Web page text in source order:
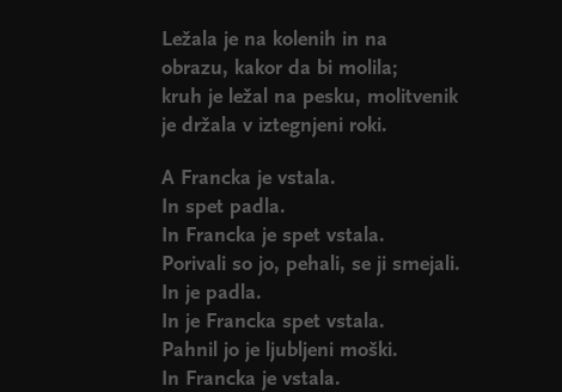
Ležala je na kolenih in na
obrazu, kakor da bi molila;
kruh je ležal na pesku, molitvenik
je držala v iztegnjeni roki.
A Francka je vstala.
In spet padla.
In Francka je spet vstala.
Porivali so jo, pehali, se ji smejali.
In je padla.
In je Francka spet vstala.
Pahnil jo je ljubljeni moški.
In Francka je vstala.